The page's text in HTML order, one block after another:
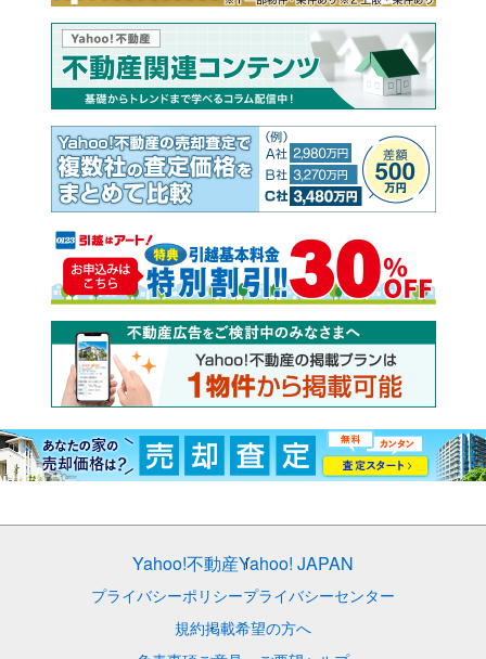
Yahoo!不動産Yahoo! JAPAN
プライバシーポリシープライバシーセンター
規約掲載希望の方へ